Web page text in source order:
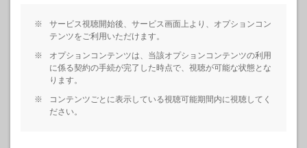
※
サービス視聴開始後、サービス画面上より、オプションコン
テンツをご利用いただけます。
※
オプションコンテンツは、当該オプションコンテンツの利用
に係る契約の手続が完了した時点で、視聴が可能な状態とな
ります。
※
コンテンツごとに表示している視聴可能期間内に視聴してく
ださい。